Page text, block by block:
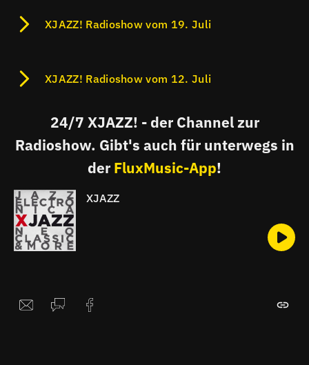
XJAZZ! Radioshow vom 19. Juli
XJAZZ! Radioshow vom 12. Juli
24/7 XJAZZ! - der Channel zur
Radioshow. Gibt's auch für unterwegs in
der FluxMusic-App!
XJAZZ